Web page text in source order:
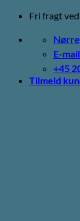
Fortsæt
indhold
Fri fragt
E-mail
+45
Tilmeld